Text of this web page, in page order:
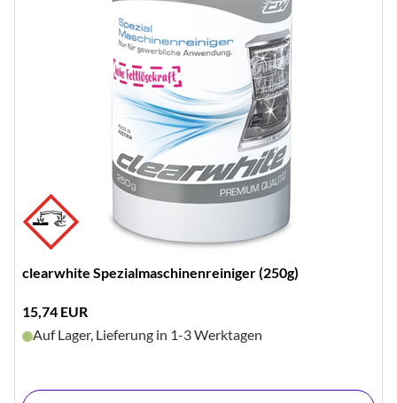
clearwhite Spezialmaschinenreiniger (250g)
15,74 EUR
Auf Lager, Lieferung in 1-3 Werktagen